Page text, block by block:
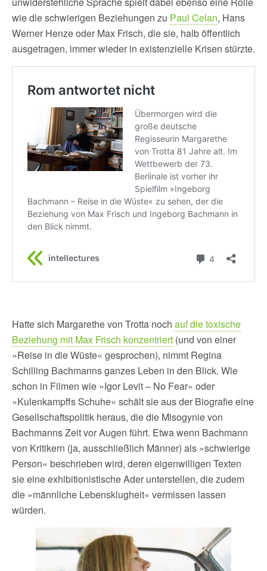
wie die schwierigen Beziehungen zu Paul Celan, Hans
Werner Henze oder Max Frisch, die sie, halb öffentlich
ausgetragen, immer wieder in existenzielle Krisen stürzte.
Hatte sich Margarethe von Trotta noch auf die toxische
Beziehung mit Max Frisch konzentriert (und von einer
»Reise in die Wüste« gesprochen), nimmt Regina
Schilling Bachmanns ganzes Leben in den Blick. Wie
schon in Filmen wie »Igor Levit – No Fear« oder
»Kulenkampffs Schuhe« schält sie aus der Biografie eine
Gesellschaftspolitik heraus, die die Misogynie von
Bachmanns Zeit vor Augen führt. Etwa wenn Bachmann
von Kritikern (ja, ausschließlich Männer) als »schwierige
Person« beschrieben wird, deren eigenwilligen Texten
sie eine exhibitionistische Ader unterstellen, die zudem
die »männliche Lebensklugheit« vermissen lassen
würden.